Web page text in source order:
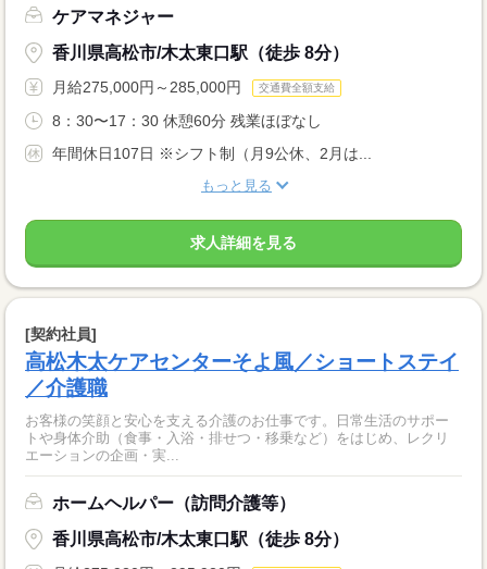
ケアマネジャー
香川県高松市/木太東口駅（徒歩 8分）
月給275,000円～285,000円 交通費全額支給
8：30〜17：30 休憩60分 残業ほぼなし
年間休日107日 ※シフト制（月9公休、2月は...
もっと見る
求人詳細を見る
[契約社員]
高松木太ケアセンターそよ風／ショートステイ
／介護職
お客様の笑顔と安心を支える介護のお仕事です。日常生活のサポー
トや身体介助（食事・入浴・排せつ・移乗など）をはじめ、レクリ
エーションの企画・実...
ホームヘルパー（訪問介護等）
香川県高松市/木太東口駅（徒歩 8分）